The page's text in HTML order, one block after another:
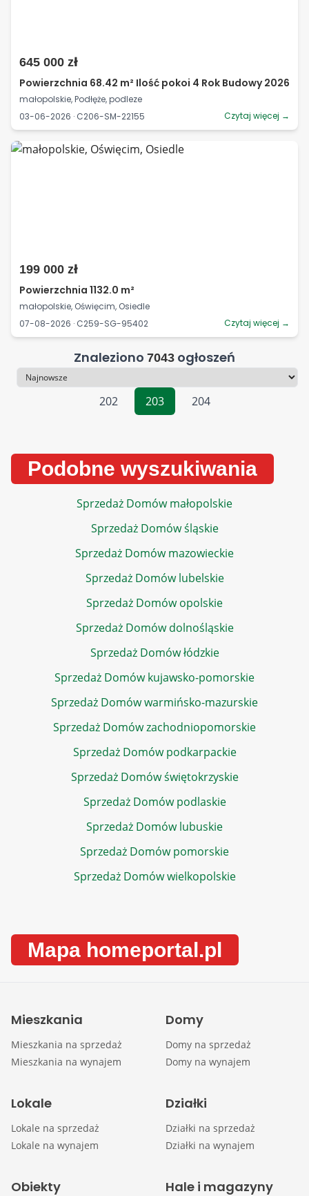
645 000 zł
Powierzchnia 68.42 m² Ilość pokoi 4 Rok Budowy 2026
małopolskie, Podłęże, podleze
03-06-2026 · C206-SM-22155
Czytaj więcej →
199 000 zł
Powierzchnia 1132.0 m²
małopolskie, Oświęcim, Osiedle
07-08-2026 · C259-SG-95402
Czytaj więcej →
Znaleziono 7043 ogłoszeń
Sortowanie
202
203 204
Podobne wyszukiwania
Sprzedaż Domów małopolskie
Sprzedaż Domów śląskie
Sprzedaż Domów mazowieckie
Sprzedaż Domów lubelskie
Sprzedaż Domów opolskie
Sprzedaż Domów dolnośląskie
Sprzedaż Domów łódzkie
Sprzedaż Domów kujawsko-pomorskie
Sprzedaż Domów warmińsko-mazurskie
Sprzedaż Domów zachodniopomorskie
Sprzedaż Domów podkarpackie
Sprzedaż Domów świętokrzyskie
Sprzedaż Domów podlaskie
Sprzedaż Domów lubuskie
Sprzedaż Domów pomorskie
Sprzedaż Domów wielkopolskie
Mapa homeportal.pl
Mieszkania
Mieszkania na sprzedaż
Mieszkania na wynajem
Domy
Domy na sprzedaż
Domy na wynajem
Lokale
Lokale na sprzedaż
Lokale na wynajem
Działki
Działki na sprzedaż
Działki na wynajem
Obiekty Hale i magazyny